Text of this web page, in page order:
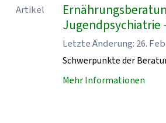
Artikel
Jugendpsychiatrie
Letzte Änderung: 26.
Schwerpunkte der
Mehr Informationen